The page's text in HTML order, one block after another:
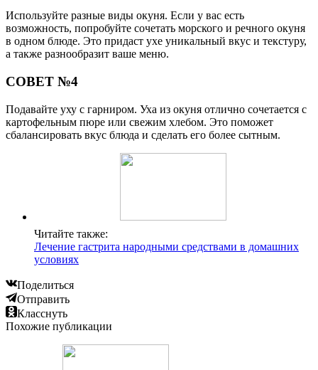
Используйте разные виды окуня. Если у вас есть
возможность, попробуйте сочетать морского и речного окуня
в одном блюде. Это придаст ухе уникальный вкус и текстуру,
а также разнообразит ваше меню.
СОВЕТ №4
Подавайте уху с гарниром. Уха из окуня отлично сочетается с
картофельным пюре или свежим хлебом. Это поможет
сбалансировать вкус блюда и сделать его более сытным.
Читайте также:
Лечение гастрита народными средствами в домашних
условиях
Поделиться
Отправить
Класснуть
Похожие публикации